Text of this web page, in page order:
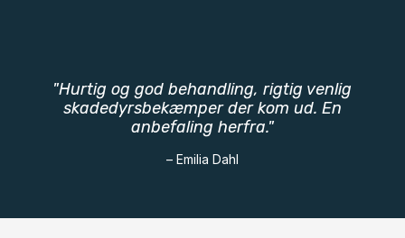
"Hurtig og god behandling, rigtig venlig
skadedyrsbekæmper der kom ud. En
anbefaling herfra."
– Emilia Dahl